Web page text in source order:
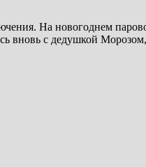
На новогоднем
с дедушкой